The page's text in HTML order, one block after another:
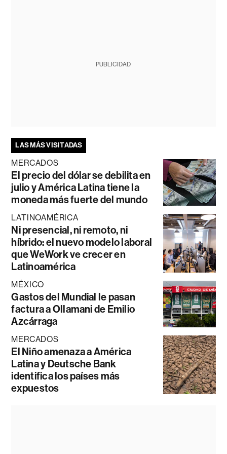
PUBLICIDAD
LAS MÁS VISITADAS
MERCADOS
El precio del dólar se debilita en
julio y América Latina tiene la
moneda más fuerte del mundo
LATINOAMÉRICA
Ni presencial, ni remoto, ni
híbrido: el nuevo modelo laboral
que WeWork ve crecer en
Latinoamérica
MÉXICO
Gastos del Mundial le pasan
factura a Ollamani de Emilio
Azcárraga
MERCADOS
El Niño amenaza a América
Latina y Deutsche Bank
identifica los países más
expuestos